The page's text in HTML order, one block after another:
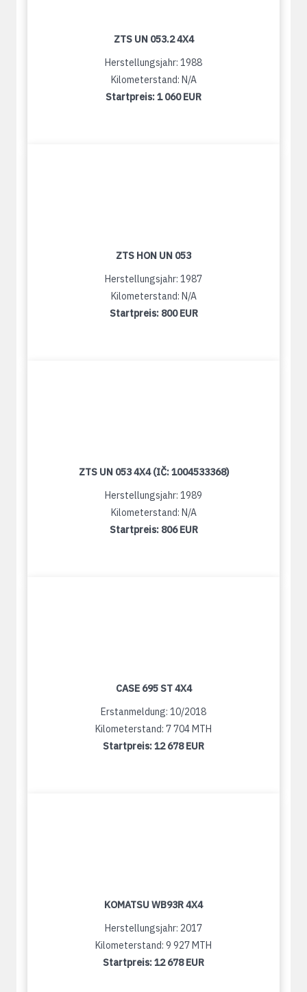
ZTS UN 053.2 4X4
Herstellungsjahr: 1988
Kilometerstand: N/A
Startpreis:1 060 EUR
ZTS HON UN 053
Herstellungsjahr: 1987
Kilometerstand: N/A
Startpreis: 800 EUR
ZTS UN 053 4X4 (IČ: 1004533368)
Herstellungsjahr: 1989
Kilometerstand: N/A
Startpreis: 806 EUR
CASE 695 ST 4X4
Erstanmeldung: 10/2018
Kilometerstand: 7 704 MTH
Startpreis:12 678 EUR
KOMATSU WB93R 4X4
Herstellungsjahr: 2017
Kilometerstand: 9 927 MTH
Startpreis:12 678 EUR